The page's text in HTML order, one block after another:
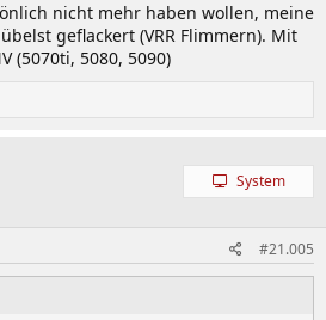
nicht mehr haben wollen, meine
geflackert (VRR Flimmern). Mit
(5070ti, 5080, 5090)
System
#21.005